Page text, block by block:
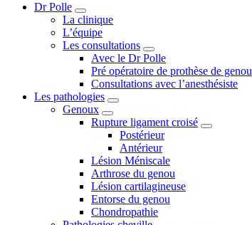
Dr Polle
La clinique
L’équipe
Les consultations
Avec le Dr Polle
Pré opératoire de prothèse de genou
Consultations avec l’anesthésiste
Les pathologies
Genoux
Rupture ligament croisé
Postérieur
Antérieur
Lésion Méniscale
Arthrose du genou
Lésion cartilagineuse
Entorse du genou
Chondropathie